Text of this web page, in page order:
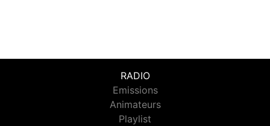
RADIO
Emissions
Animateurs
Playlist